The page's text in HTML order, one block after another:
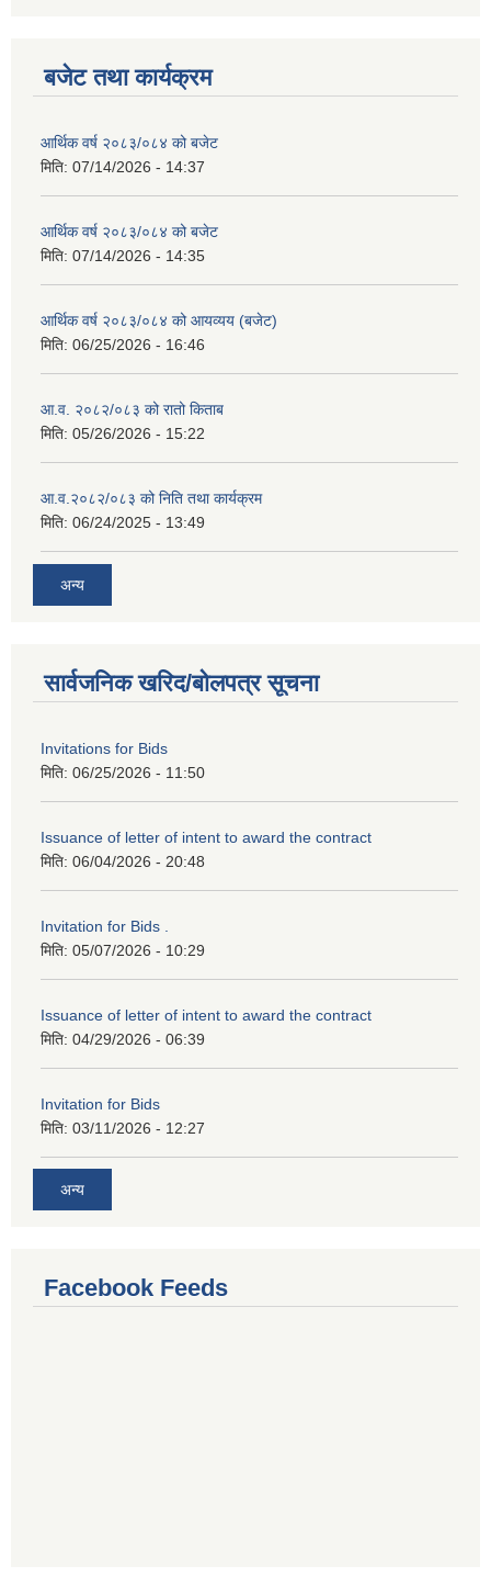
बजेट तथा कार्यक्रम
आर्थिक वर्ष २०८३/०८४ को बजेट
मिति: 07/14/2026 - 14:37
आर्थिक वर्ष २०८३/०८४ को बजेट
मिति: 07/14/2026 - 14:35
आर्थिक वर्ष २०८३/०८४ को आयव्यय (बजेट)
मिति: 06/25/2026 - 16:46
आ.व. २०८२/०८३ को रातो किताब
मिति: 05/26/2026 - 15:22
आ.व.२०८२/०८३ को निति तथा कार्यक्रम
मिति: 06/24/2025 - 13:49
अन्य
सार्वजनिक खरिद/बोलपत्र सूचना
Invitations for Bids
मिति: 06/25/2026 - 11:50
Issuance of letter of intent to award the contract
मिति: 06/04/2026 - 20:48
Invitation for Bids .
मिति: 05/07/2026 - 10:29
Issuance of letter of intent to award the contract
मिति: 04/29/2026 - 06:39
Invitation for Bids
मिति: 03/11/2026 - 12:27
अन्य
Facebook Feeds